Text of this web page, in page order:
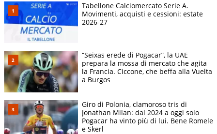
Tabellone Calciomercato Serie A.
Movimenti, acquisti e cessioni: estate
2026-27
“Seixas erede di Pogacar”, la UAE
prepara la mossa di mercato che agita
la Francia. Ciccone, che beffa alla Vuelta
a Burgos
Giro di Polonia, clamoroso tris di
Jonathan Milan: dal 2024 a oggi solo
Pogacar ha vinto più di lui. Bene Romele
e Skerl